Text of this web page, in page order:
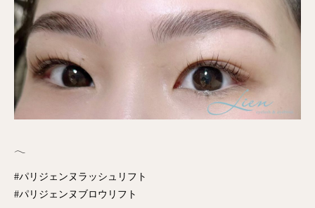
𓂃
#パリジェンヌラッシュリフト
#パリジェンヌブロウリフト